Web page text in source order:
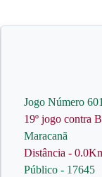
Jogo Número
19º jogo contra
Maracanã
Distância -
Público - 17645